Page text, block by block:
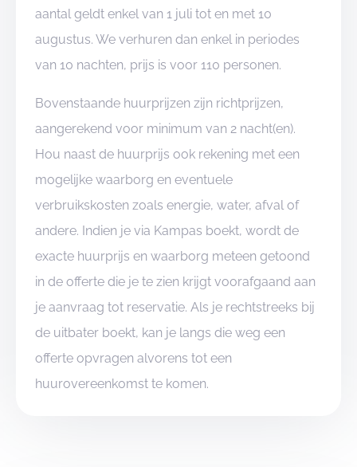
aantal geldt enkel van 1 juli tot en met 10
augustus. We verhuren dan enkel in periodes
van 10 nachten, prijs is voor 110 personen.
Bovenstaande huurprijzen zijn richtprijzen,
aangerekend voor minimum van 2 nacht(en).
Hou naast de huurprijs ook rekening met een
mogelijke waarborg en eventuele
verbruikskosten zoals energie, water, afval of
andere. Indien je via Kampas boekt, wordt de
exacte huurprijs en waarborg meteen getoond
in de offerte die je te zien krijgt voorafgaand aan
je aanvraag tot reservatie. Als je rechtstreeks bij
de uitbater boekt, kan je langs die weg een
offerte opvragen alvorens tot een
huurovereenkomst te komen.